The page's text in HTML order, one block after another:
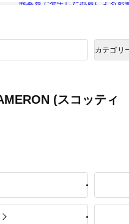
熊本県で発生した地震による影
カテゴリ
(スコッティ